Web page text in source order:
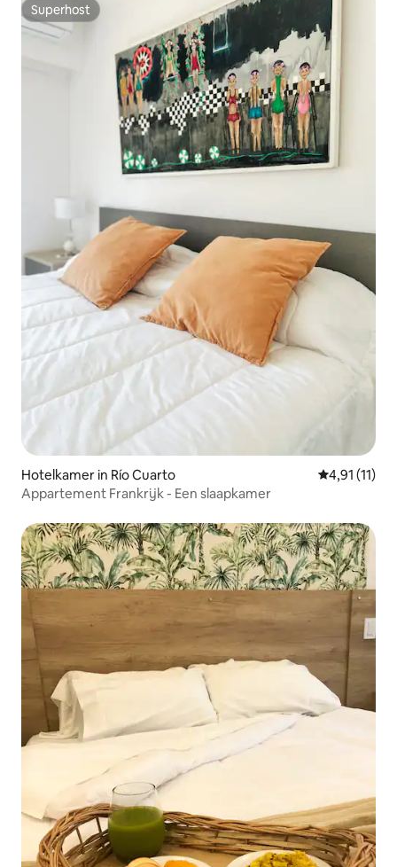
Superhost
Superhost
Hotelkamer in Río Cuarto Gemiddelde
4,91 (11)
Appartement Frankrijk - Een slaapkamer